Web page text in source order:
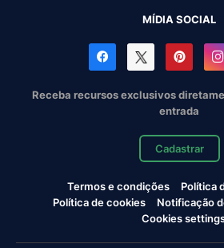
MÍDIA SOCIAL
Receba recursos exclusivos
entrada
Cadastrar
Termos e condições
Política
Política de cookies
Notificação
Cookies